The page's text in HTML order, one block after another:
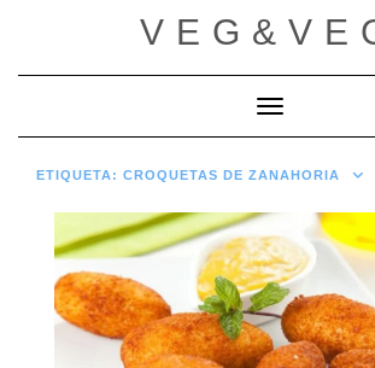
Cambiar
ETIQUETA: CROQUETAS DE ZANAHORIA